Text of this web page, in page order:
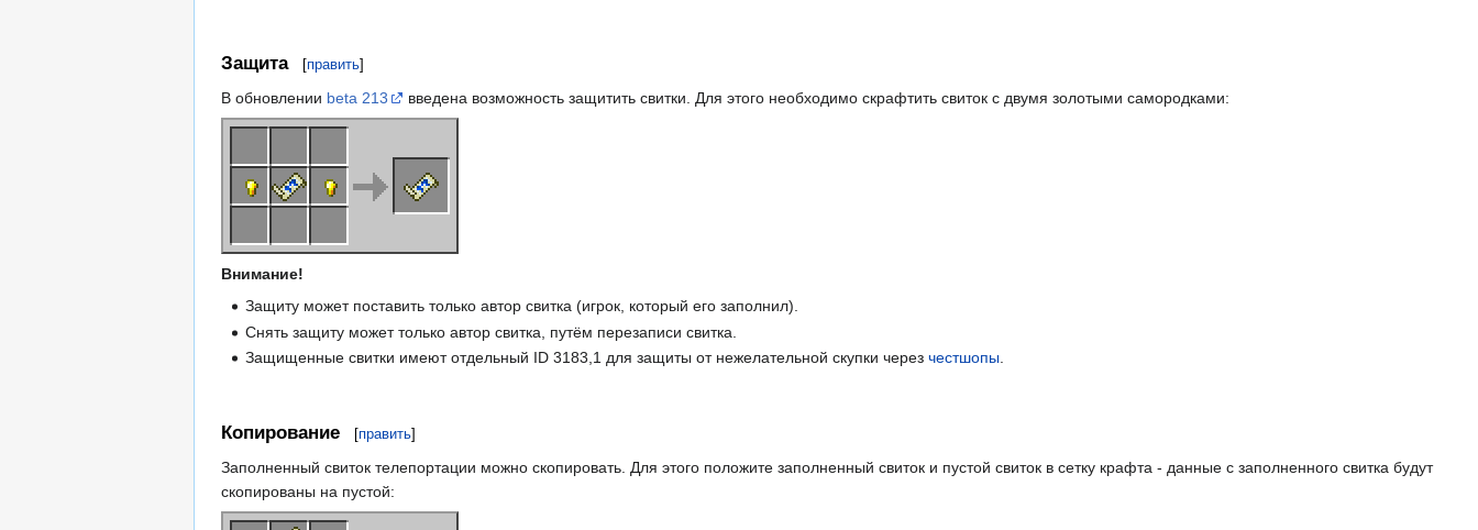
Защита [править]
В обновлении beta 213 введена возможность защитить свитки. Для этого необходимо скрафтить свиток с двумя золотыми самородками:
Внимание!
Защиту может поставить только автор свитка (игрок, который его заполнил).
Снять защиту может только автор свитка, путём перезаписи свитка.
Защищенные свитки имеют отдельный ID 3183,1 для защиты от нежелательной скупки черезчестшопы.
Копирование [править]
Заполненный свиток телепортации можно скопировать. Для этого положите заполненный свиток и пустой свиток в сетку крафта - данные с заполненного свитка будут
скопированы на пустой: